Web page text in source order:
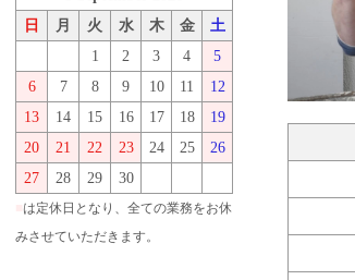
日
月 火 水 木 金
土
1
2 3 4
5
6
7 8 9 10 11
12
13
14 15 16 17 18
19
20
21 22 23 24 25
26
27
28 29 30
は定休日となり、全ての業務をお休
みさせていただきます。